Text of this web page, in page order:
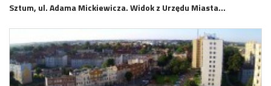
Sztum, ul. Adama Mickiewicza. Widok z Urzędu Miasta…